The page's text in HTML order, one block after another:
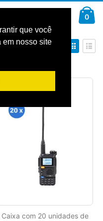
que você
em nosso site
0
Ver
como
Caixa com 20 unidades de